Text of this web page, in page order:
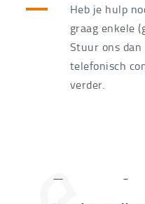
Heb je hulp
graag enkele
Stuur ons
telefonisch
verder.